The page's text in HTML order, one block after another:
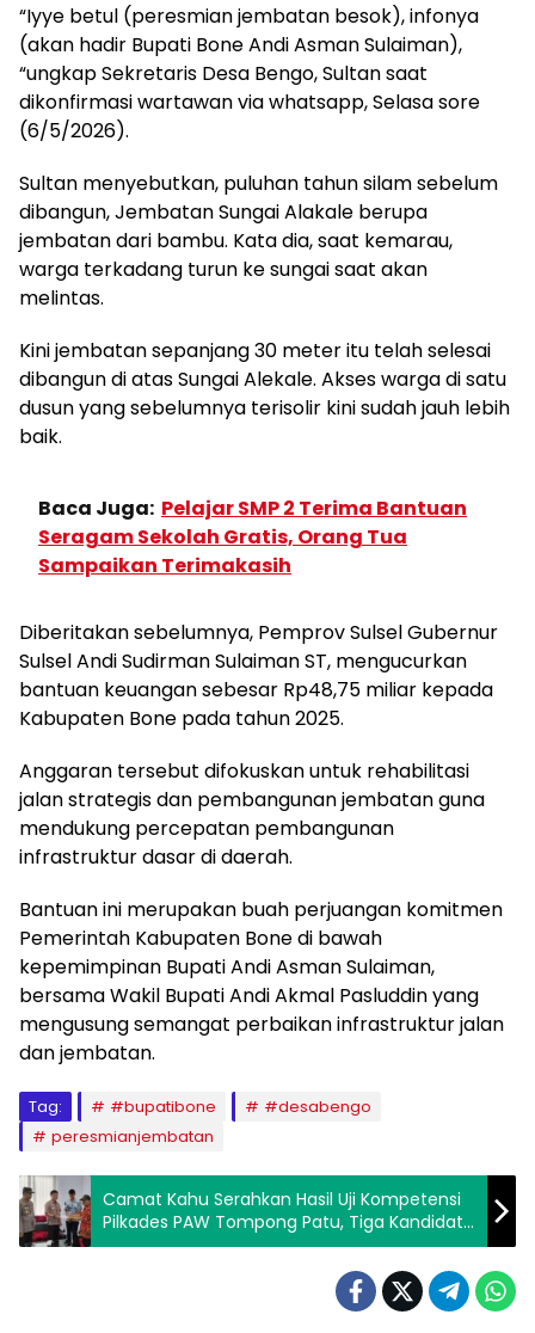
“Iyye betul (peresmian jembatan besok), infonya
(akan hadir Bupati Bone Andi Asman Sulaiman),
“ungkap Sekretaris Desa Bengo, Sultan saat
dikonfirmasi wartawan via whatsapp, Selasa sore
(6/5/2026).
Sultan menyebutkan, puluhan tahun silam sebelum
dibangun, Jembatan Sungai Alakale berupa
jembatan dari bambu. Kata dia, saat kemarau,
warga terkadang turun ke sungai saat akan
melintas.
Kini jembatan sepanjang 30 meter itu telah selesai
dibangun di atas Sungai Alekale. Akses warga di satu
dusun yang sebelumnya terisolir kini sudah jauh lebih
baik.
Baca Juga: Pelajar SMP 2 Terima Bantuan
Seragam Sekolah Gratis, Orang Tua
Sampaikan Terimakasih
Diberitakan sebelumnya, Pemprov Sulsel Gubernur
Sulsel Andi Sudirman Sulaiman ST, mengucurkan
bantuan keuangan sebesar Rp48,75 miliar kepada
Kabupaten Bone pada tahun 2025.
Anggaran tersebut difokuskan untuk rehabilitasi
jalan strategis dan pembangunan jembatan guna
mendukung percepatan pembangunan
infrastruktur dasar di daerah.
Bantuan ini merupakan buah perjuangan komitmen
Pemerintah Kabupaten Bone di bawah
kepemimpinan Bupati Andi Asman Sulaiman,
bersama Wakil Bupati Andi Akmal Pasluddin yang
mengusung semangat perbaikan infrastruktur jalan
dan jembatan.
Tag: #bupatibone
#desabengo
peresmianjembatan
Camat Kahu Serahkan Hasil Uji Kompetensi
Pilkades PAW Tompong Patu, Tiga Kandidat
Raih Nilai Tertinggi